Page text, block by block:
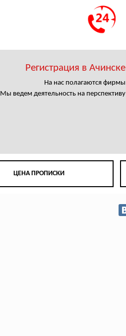
Регистрация в Ачинске
На нас полагаются фирмы
Мы ведем деятельность на перспективу
ЦЕНА ПРОПИСКИ